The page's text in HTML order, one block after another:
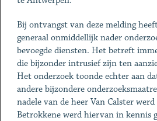
Bij ontvangst van deze melding
generaal onmiddellijk nader
bevoegde diensten. Het betreft
die bijzonder intrusief zijn ten
Het onderzoek toonde echter aan
andere bijzondere
nadele van de heer Van Calster
Betrokkene werd hiervan in kennis